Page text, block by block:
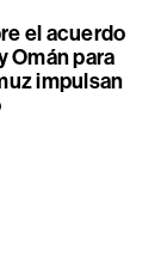
el acuerdo
Omán para
impulsan